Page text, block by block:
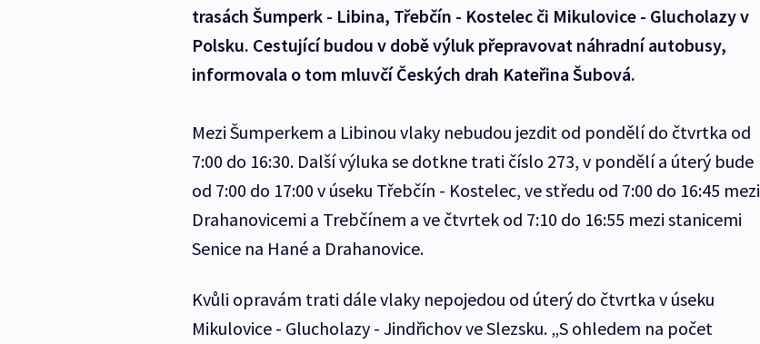
trasách Šumperk - Libina, Třebčín - Kostelec či Mikulovice - Glucholazy v
Polsku. Cestující budou v době výluk přepravovat náhradní autobusy,
informovala o tom mluvčí Českých drah Kateřina Šubová.
Mezi Šumperkem a Libinou vlaky nebudou jezdit od pondělí do čtvrtka od
7:00 do 16:30. Další výluka se dotkne trati číslo 273, v pondělí a úterý bude
od 7:00 do 17:00 v úseku Třebčín - Kostelec, ve středu od 7:00 do 16:45 mezi
Drahanovicemi a Trebčínem a ve čtvrtek od 7:10 do 16:55 mezi stanicemi
Senice na Hané a Drahanovice.
Kvůli opravám trati dále vlaky nepojedou od úterý do čtvrtka v úseku
Mikulovice - Glucholazy - Jindřichov ve Slezsku. „S ohledem na počet